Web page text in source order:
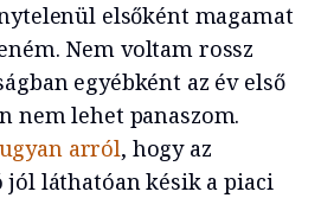
elsőként magamat
Nem voltam rossz
egyébként az év első
nem lehet panaszom.
arról, hogy az
jól láthatóan késik a piaci